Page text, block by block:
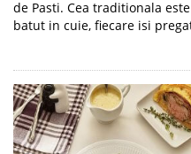
de Pasti. Cea traditionala
batut in cuie, fiecare isi